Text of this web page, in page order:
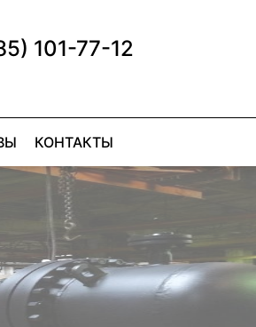
101-77-12
КОНТАКТЫ